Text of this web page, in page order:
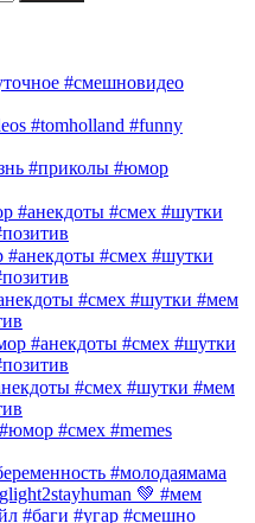
#смешновидео
#tomholland #funny
#приколы #юмор
#смех #шутки
#смех #шутки
#смех #шутки #мем
#анекдоты #смех #шутки
#смех #шутки #мем
#смех #memes
#молодаямама
💚 #мем
#баги #угар #смешно